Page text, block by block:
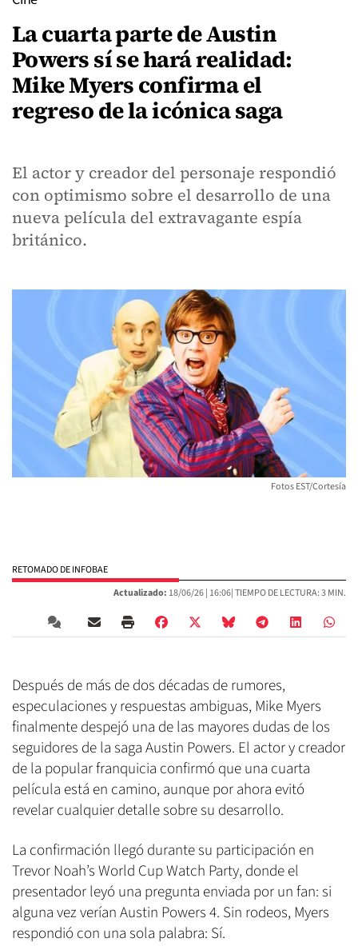
La cuarta parte de Austin
Powers sí se hará realidad:
Mike Myers confirma el
regreso de la icónica saga
El actor y creador del personaje respondió
con optimismo sobre el desarrollo de una
nueva película del extravagante espía
británico.
Fotos EST/Cortesía
RETOMADO DE INFOBAE
Actualizado: 18/06/26 | 16:06| TIEMPO DE LECTURA: 3 MIN.
Después de más de dos décadas de rumores,
especulaciones y respuestas ambiguas, Mike Myers
finalmente despejó una de las mayores dudas de los
seguidores de la saga Austin Powers. El actor y creador
de la popular franquicia confirmó que una cuarta
película está en camino, aunque por ahora evitó
revelar cualquier detalle sobre su desarrollo.
La confirmación llegó durante su participación en
Trevor Noah’s World Cup Watch Party, donde el
presentador leyó una pregunta enviada por un fan: si
alguna vez verían Austin Powers 4. Sin rodeos, Myers
respondió con una sola palabra: Sí.